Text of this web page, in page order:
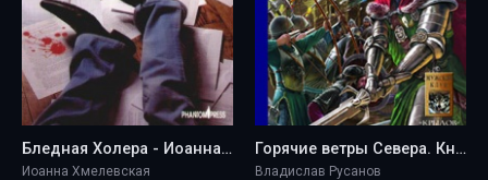
Бледная Холера - Иоанна Хмелевская
Иоанна Хмелевская
Горячие ветры Севера. Книга 3. Закатный ураган - Владислав Русанов
Владислав Русанов